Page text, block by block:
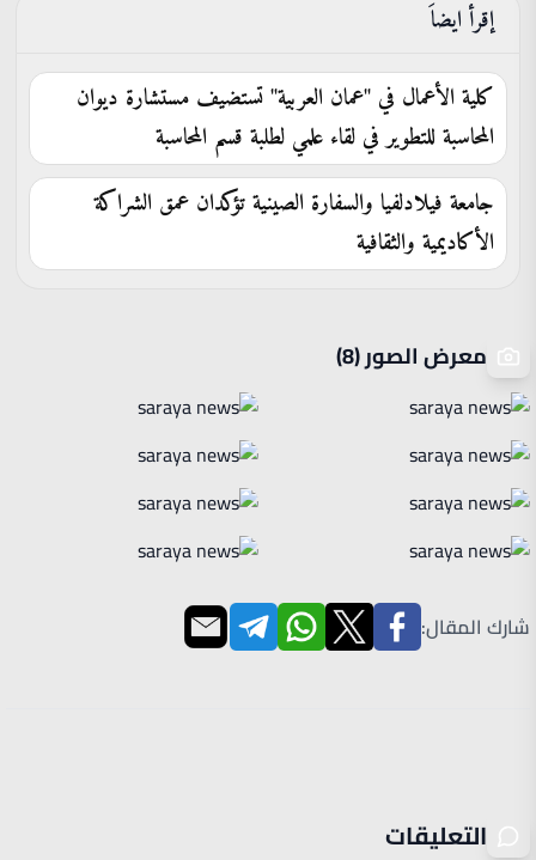
إقرأ ايضاَ
كلية الأعمال في "عمان العربية" تستضيف مستشارة ديوان
المحاسبة للتطوير في لقاء علمي لطلبة قسم المحاسبة
جامعة فيلادلفيا والسفارة الصينية تؤكدان عمق الشراكة
الأكاديمية والثقافية
معرض الصور (8)
شارك المقال:
التعليقات